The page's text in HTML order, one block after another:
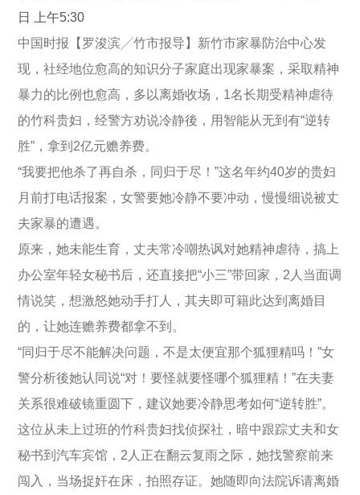
日 上午5:30
中国时报【罗浚滨╱竹市报导】新竹市家暴防治中心发
现，社经地位愈高的知识分子家庭出现家暴案，采取精神
暴力的比例也愈高，多以离婚收场，1名长期受精神虐待
的竹科贵妇，经警方劝说冷静後，用智能从无到有“逆转
胜”，拿到2亿元赡养费。
“我要把他杀了再自杀，同归于尽！”这名年约40岁的贵妇
月前打电话报案，女警要她冷静不要冲动，慢慢细说被丈
夫家暴的遭遇。
原来，她未能生育，丈夫常冷嘲热讽对她精神虐待，搞上
办公室年轻女秘书后，还直接把“小三”带回家，2人当面调
情说笑，想激怒她动手打人，其夫即可籍此达到离婚目
的，让她连赡养费都拿不到。
“同归于尽不能解决问题，不是太便宜那个狐狸精吗！”女
警分析後她认同说“对！要怪就要怪哪个狐狸精！”在夫妻
关系很难破镜重圆下，建议她要冷静思考如何“逆转胜”。
这位从未上过班的竹科贵妇找侦探社，暗中跟踪丈夫和女
秘书到汽车宾馆，2人正在翻云复雨之际，她找警察前来
闯入，当场捉奸在床，拍照存证。她随即向法院诉请离婚